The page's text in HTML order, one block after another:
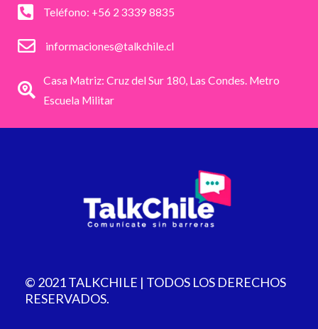
Teléfono: +56 2 3339 8835
informaciones@talkchile.cl
Casa Matriz: Cruz del Sur 180, Las Condes. Metro
Escuela Militar
© 2021 TALKCHILE | TODOS LOS DERECHOS
RESERVADOS.